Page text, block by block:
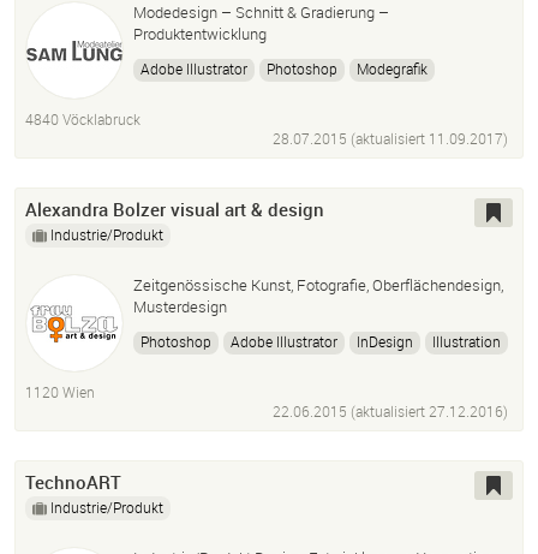
Modedesign – Schnitt & Gradierung –
Produktentwicklung
Adobe Illustrator Photoshop
Modegrafik
4840 Vöcklabruck
28.07.2015 (aktualisiert 11.09.2017)
Alexandra Bolzer visual art & design
Industrie/Produkt
Zeitgenössische Kunst, Fotografie, Oberflächendesign,
Musterdesign
Photoshop Adobe Illustrator InDesign
Illustration
1120 Wien
22.06.2015 (aktualisiert27.12.2016)
TechnoART
Industrie/Produkt